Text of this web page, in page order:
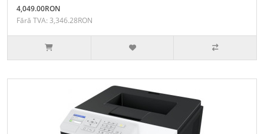
4,049.00RON
Fără TVA: 3,346.28RON